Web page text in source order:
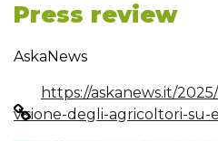
Press review
AskaNews
https://askanews.it/
visione-degli-agricoltori-su-